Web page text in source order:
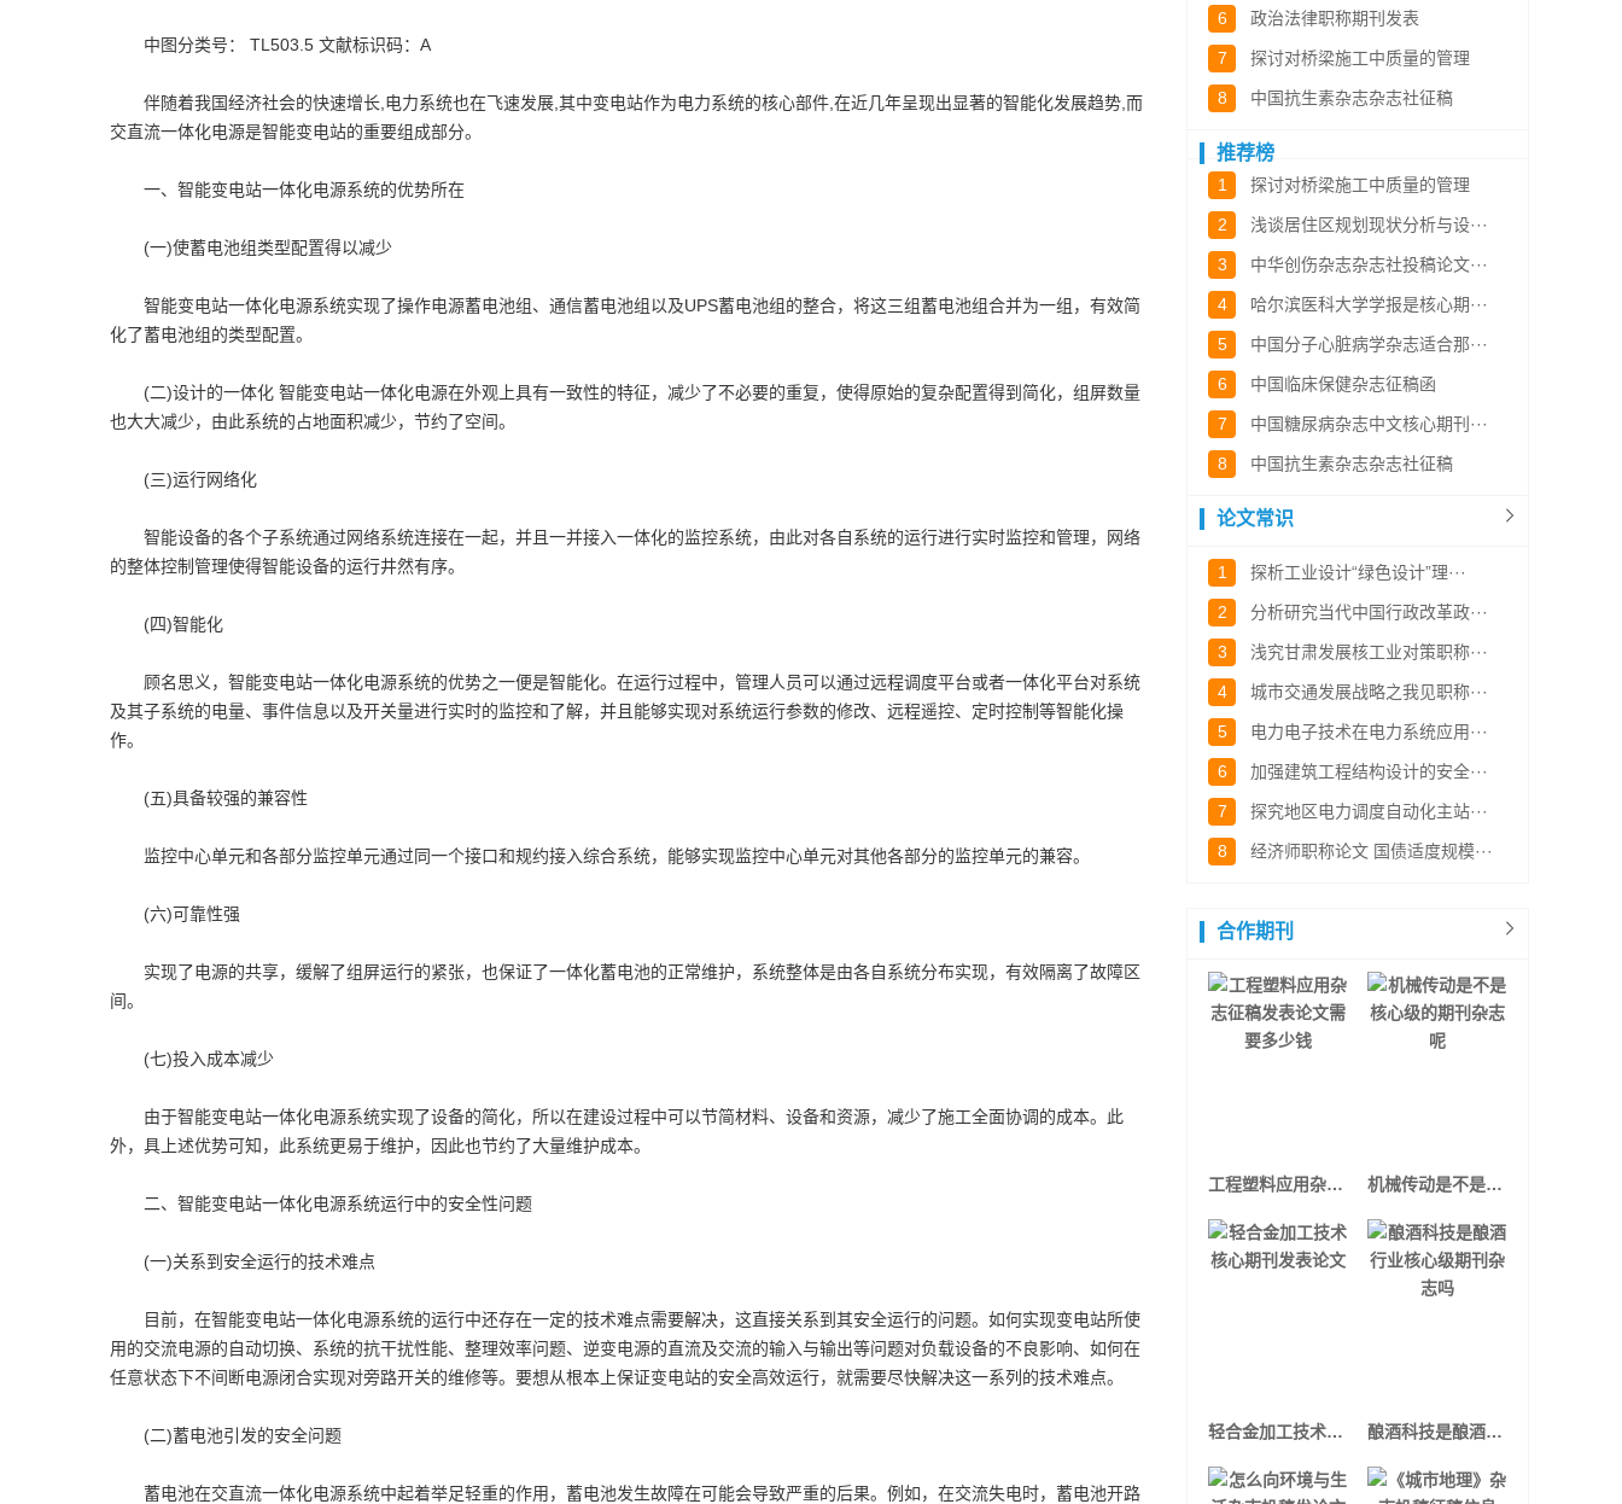
中图分类号： TL503.5 文献标识码：A
伴随着我国经济社会的快速增长,电力系统也在飞速发展,其中变电站作为电力系统的核心部件,在近几年呈现出显著的智能化发展趋势,而
交直流一体化电源是智能变电站的重要组成部分。
一、智能变电站一体化电源系统的优势所在
(一)使蓄电池组类型配置得以减少
智能变电站一体化电源系统实现了操作电源蓄电池组、通信蓄电池组以及UPS蓄电池组的整合，将这三组蓄电池组合并为一组，有效简
化了蓄电池组的类型配置。
(二)设计的一体化 智能变电站一体化电源在外观上具有一致性的特征，减少了不必要的重复，使得原始的复杂配置得到简化，组屏数量
也大大减少，由此系统的占地面积减少，节约了空间。
(三)运行网络化
智能设备的各个子系统通过网络系统连接在一起，并且一并接入一体化的监控系统，由此对各自系统的运行进行实时监控和管理，网络
的整体控制管理使得智能设备的运行井然有序。
(四)智能化
顾名思义，智能变电站一体化电源系统的优势之一便是智能化。在运行过程中，管理人员可以通过远程调度平台或者一体化平台对系统
及其子系统的电量、事件信息以及开关量进行实时的监控和了解，并且能够实现对系统运行参数的修改、远程遥控、定时控制等智能化操
作。
(五)具备较强的兼容性
监控中心单元和各部分监控单元通过同一个接口和规约接入综合系统，能够实现监控中心单元对其他各部分的监控单元的兼容。
(六)可靠性强
实现了电源的共享，缓解了组屏运行的紧张，也保证了一体化蓄电池的正常维护，系统整体是由各自系统分布实现，有效隔离了故障区
间。
(七)投入成本减少
由于智能变电站一体化电源系统实现了设备的简化，所以在建设过程中可以节简材料、设备和资源，减少了施工全面协调的成本。此
外，具上述优势可知，此系统更易于维护，因此也节约了大量维护成本。
二、智能变电站一体化电源系统运行中的安全性问题
(一)关系到安全运行的技术难点
目前，在智能变电站一体化电源系统的运行中还存在一定的技术难点需要解决，这直接关系到其安全运行的问题。如何实现变电站所使
用的交流电源的自动切换、系统的抗干扰性能、整理效率问题、逆变电源的直流及交流的输入与输出等问题对负载设备的不良影响、如何在
任意状态下不间断电源闭合实现对旁路开关的维修等。要想从根本上保证变电站的安全高效运行，就需要尽快解决这一系列的技术难点。
(二)蓄电池引发的安全问题
蓄电池在交直流一体化电源系统中起着举足轻重的作用，蓄电池发生故障在可能会导致严重的后果。例如，在交流失电时，蓄电池开路
6 政治法律职称期刊发表
7 探讨对桥梁施工中质量的管理
8 中国抗生素杂志杂志社征稿
推荐榜
1 探讨对桥梁施工中质量的管理
2 浅谈居住区规划现状分析与设···
3 中华创伤杂志杂志社投稿论文···
4 哈尔滨医科大学学报是核心期···
5 中国分子心脏病学杂志适合那···
6 中国临床保健杂志征稿函
7 中国糖尿病杂志中文核心期刊···
8 中国抗生素杂志杂志社征稿
论文常识
1 探析工业设计“绿色设计”理···
2 分析研究当代中国行政改革政···
3 浅究甘肃发展核工业对策职称···
4 城市交通发展战略之我见职称···
5 电力电子技术在电力系统应用···
6 加强建筑工程结构设计的安全···
7 探究地区电力调度自动化主站···
8 经济师职称论文 国债适度规模···
合作期刊
工程塑料应用杂志征稿发表论文需要多少钱 机械传动是不是核心级的期刊杂志呢
轻合金加工技术核心期刊发表论文 酿酒科技是酿酒行业核心级期刊杂志吗